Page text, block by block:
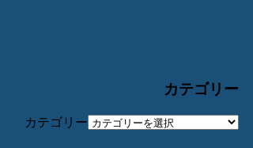
カテゴリー
カテゴリー